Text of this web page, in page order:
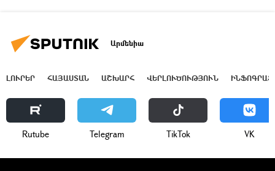
Արմենիա
ԼՈՒՐԵՐ ՀԱՅԱՍՏԱՆ ԱՇԽԱՐՀ ՎԵՐԼՈՒԾՈՒԹՅՈՒՆ
Rutube Telegram ТikТоk VK